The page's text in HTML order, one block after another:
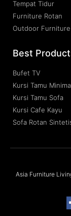
Tempat Tidur
Furniture Rotan
Outdoor Furniture
Best
Bufet TV
Kursi Tamu
Kursi Tamu Sofa
Kursi Cafe Kayu
Sofa Rotan
Asia Furniture